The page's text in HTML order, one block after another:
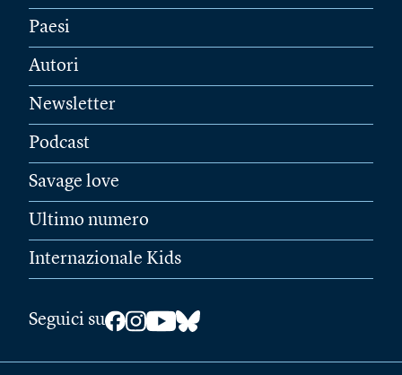
Paesi
Autori
Newsletter
Podcast
Savage love
Ultimo numero
Internazionale Kids
Seguici su